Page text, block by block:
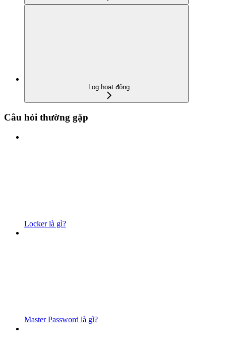
Log hoạt động
Câu hỏi thường gặp
Locker là gì?
Master Password là gì?